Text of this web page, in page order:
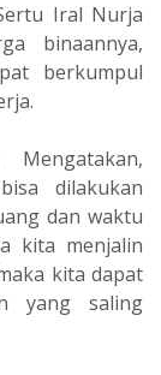
Iral Nurja
binaannya,
berkumpul
dilakukan
dan waktu
kita menjalin
kita dapat
yang saling